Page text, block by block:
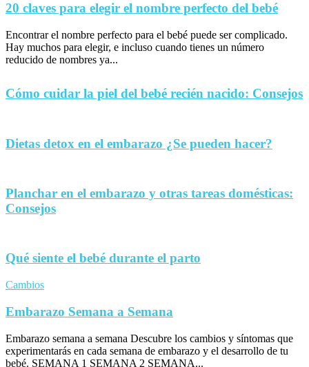
20 claves para elegir el nombre perfecto del bebé
Encontrar el nombre perfecto para el bebé puede ser complicado.
Hay muchos para elegir, e incluso cuando tienes un número
reducido de nombres ya...
Cómo cuidar la piel del bebé recién nacido: Consejos
Dietas detox en el embarazo ¿Se pueden hacer?
Planchar en el embarazo y otras tareas domésticas:
Consejos
Qué siente el bebé durante el parto
Cambios
Embarazo Semana a Semana
Embarazo semana a semana Descubre los cambios y síntomas que
experimentarás en cada semana de embarazo y el desarrollo de tu
bebé. SEMANA 1 SEMANA 2 SEMANA...